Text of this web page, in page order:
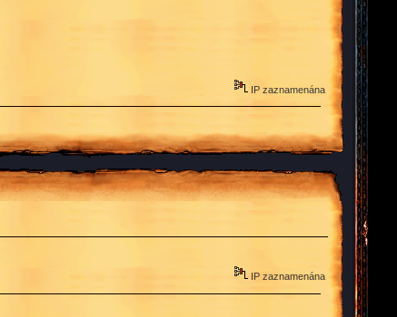
IP zaznamenána
IP zaznamenána